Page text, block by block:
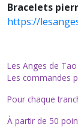
Bracelets
https://
Les Anges de
Les commandes
Pour chaque
À partir de 50